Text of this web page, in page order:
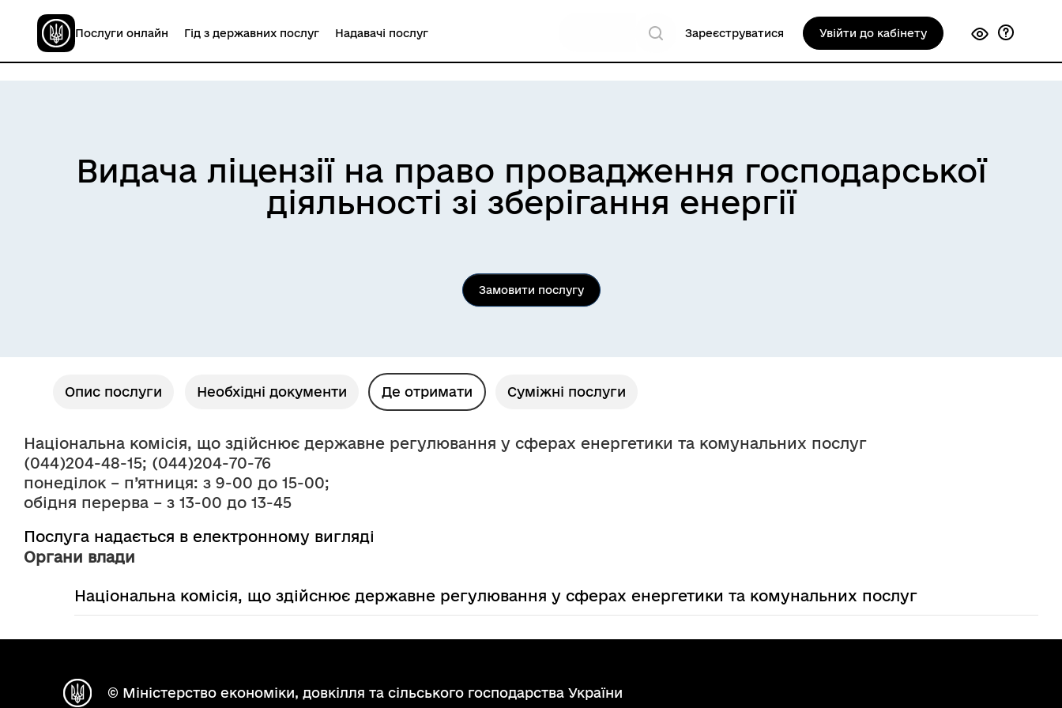
Послуги онлайн Гід з державних послуг Надавачі послуг Зареєструватися Увійти до кабінету
Видача ліцензії на право провадження господарської
діяльності зі зберігання енергії
Замовити послугу
Опис послуги Необхідні документи Де отримати Суміжні послуги
Національна комісія, що здійснює державне регулювання у сферах енергетики та комунальних послуг
(044)204-48-15; (044)204-70-76
понеділок – п’ятниця: з 9-00 до 15-00;
обідня перерва – з 13-00 до 13-45
Послуга надається в електронному вигляді
Органи влади
Національна комісія, що здійснює державне регулювання у сферах енергетики та комунальних послуг
© Міністерство економіки, довкілля та сільського господарства України